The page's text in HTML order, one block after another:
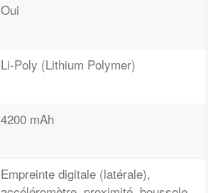
Oui
Li-Poly (Lithium Polymer)
4200 mAh
Empreinte digitale (latérale),